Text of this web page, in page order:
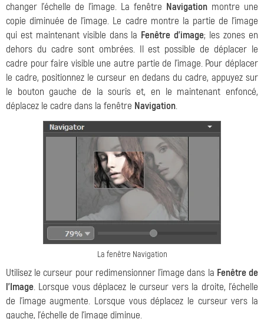
changer l'échelle de l'image. La fenêtre Navigation montre une
copie diminuée de l'image. Le cadre montre la partie de l'image
qui est maintenant visible dans la Fenêtre d’image; les zones en
dehors du cadre sont ombrées. Il est possible de déplacer le
cadre pour faire visible une autre partie de l'image. Pour déplacer
le cadre, positionnez le curseur en dedans du cadre, appuyez sur
le bouton gauche de la souris et, en le maintenant enfoncé,
déplacez le cadre dans la fenêtre Navigation.
La fenêtre Navigation
Utilisez le curseur pour redimensionner l'image dans la Fenêtre de
l'Image. Lorsque vous déplacez le curseur vers la droite, l'échelle
de l'image augmente. Lorsque vous déplacez le curseur vers la
gauche, l'échelle de l'image diminue.